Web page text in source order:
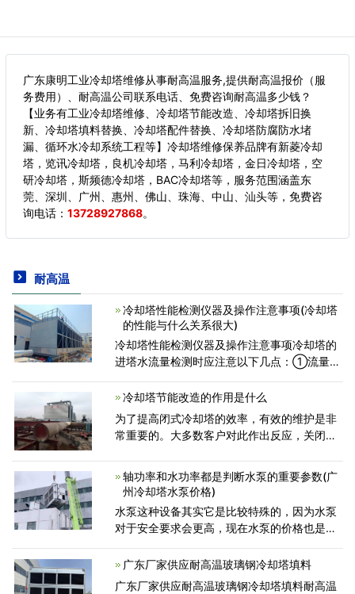
广东康明工业冷却塔维修从事耐高温服务,提供耐高温报价（服
务费用）、耐高温公司联系电话、免费咨询耐高温多少钱？
【业务有工业冷却塔维修、冷却塔节能改造、冷却塔拆旧换
新、冷却塔填料替换、冷却塔配件替换、冷却塔防腐防水堵
漏、循环水冷却系统工程等】冷却塔维修保养品牌有新菱冷却
塔，览讯冷却塔，良机冷却塔，马利冷却塔，金日冷却塔，空
研冷却塔，斯频德冷却塔，BAC冷却塔等，服务范围涵盖东
莞、深圳、广州、惠州、佛山、珠海、中山、汕头等， 免费咨
询电话： 13728927868。
耐高温
冷却塔性能检测仪器及操作注意事项(冷却塔
的性能与什么关系很大)
冷却塔性能检测仪器及操作注意事项冷却塔的
进塔水流量检测时应注意以下几点：①流量测
常超声波流量计应设在距上游局部阻力构件10
倍管径，距下游
冷却塔节能改造的作用是什么
为了提高闭式冷却塔的效率，有效的维护是非
常重要的。大多数客户对此作出反应，关闭冷
速度与首次购买和使用时相差很大。为何会有
这样的分别呢?根
轴功率和水功率都是判断水泵的重要参数(广
州冷却塔水泵价格)
水泵这种设备其实它是比较特殊的，因为水泵
对于安全要求会更高，现在水泵的价格也是各
不相同，便宜一些的几十块钱都有，贵一些的
几千块钱，甚至几万元的都有，我们购买水泵
的时候不要只看它的价格
广东厂家供应耐高温玻璃钢冷却塔填料
广东厂家供应耐高温玻璃钢冷却塔填料耐高温